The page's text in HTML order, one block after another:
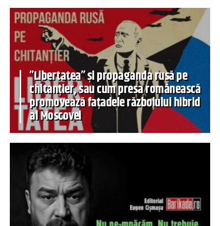
”Libertatea” și propaganda rusă pe
chitanțier, sau cum presa românească
promovează fațadele războiului hibrid
al Moscovei